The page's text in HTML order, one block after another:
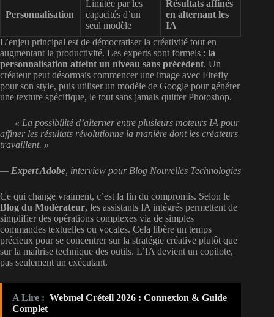
Personnalisation
Limitée par les
capacités d’un
seul modèle
Résultats affinés
en alternant les
IA
L’enjeu principal est de démocratiser la créativité tout en
augmentant la productivité. Les experts sont formels : la
personnalisation atteint un niveau sans précédent. Un
créateur peut désormais commencer une image avec Firefly
pour son style, puis utiliser un modèle de Google pour générer
une texture spécifique, le tout sans jamais quitter Photoshop.
« La possibilité d’alterner entre plusieurs moteurs IA pour
affiner les résultats révolutionne la manière dont les créateurs
travaillent. »
— Expert Adobe , interview pour Blog Nouvelles Technologies
Ce qui change vraiment, c’est la fin du compromis. Selon le
Blog du Modérateur, les assistants IA intégrés permettent de
simplifier des opérations complexes via de simples
commandes textuelles ou vocales. Cela libère un temps
précieux pour se concentrer sur la stratégie créative plutôt que
sur la maîtrise technique des outils. L’IA devient un copilote,
pas seulement un exécutant.
A Lire : Webmel Créteil 2026 : Connexion & Guide
Complet